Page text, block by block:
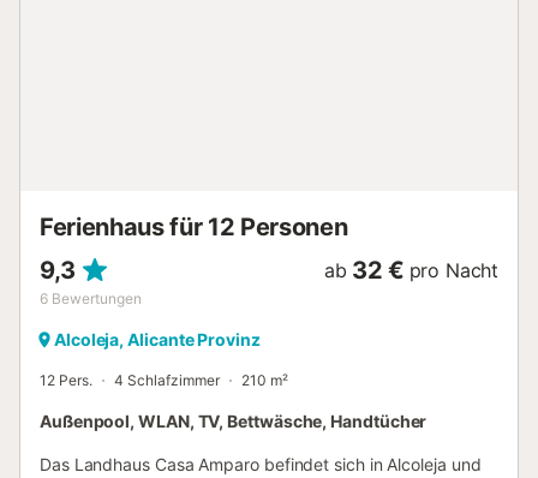
Ferienhaus für 12 Personen
9,3
6 Bewertungen
ab 32 € pro Nacht
Alcoleja, Alicante Provinz
12 Pers. 4 Schlafzimmer 210 m²
Außenpool, WLAN, TV, Bettwäsche, Handtücher
Das Landhaus Casa Amparo befindet sich in Alcoleja und